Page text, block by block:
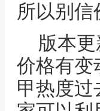
所以别信
版本
价格有变
甲热度